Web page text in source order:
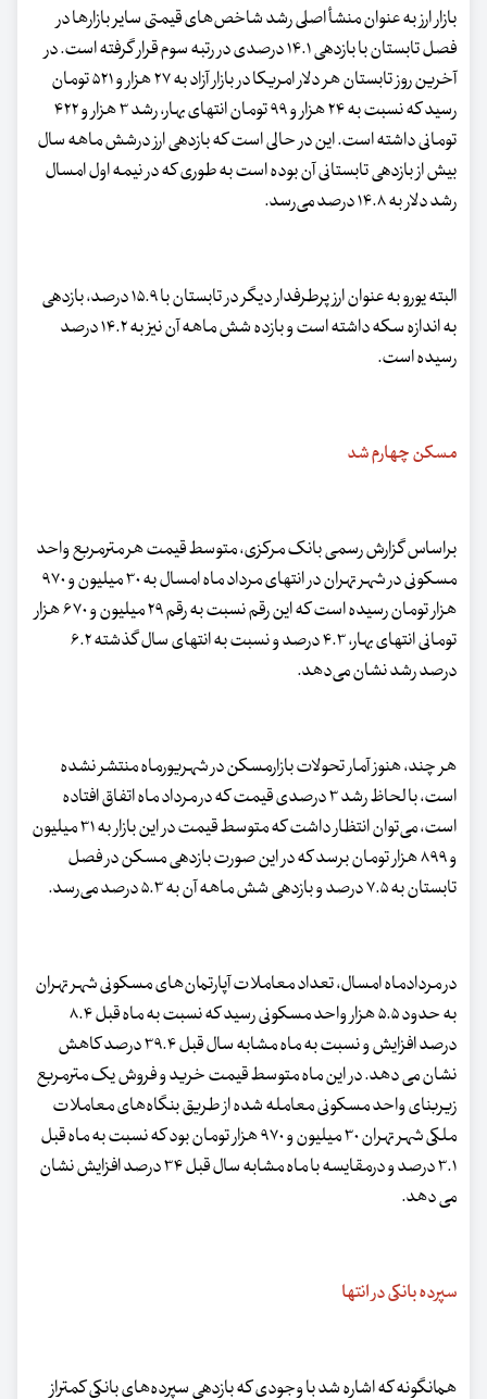
بازار ارز به عنوان منشأ اصلی رشد شاخص‌های قیمتی سایر بازارها در
فصل تابستان با بازدهی ۱۴.۱ درصدی در رتبه سوم قرار گرفته است. در
آخرین روز تابستان هر دلار امریکا در بازار آزاد به ۲۷ هزار و ۵۲۱ تومان
رسید که نسبت به ۲۴ هزار و ۹۹ تومان انتهای بهار، رشد ۳ هزار و ۴۲۲
تومانی داشته است. این در حالی است که بازدهی ارز درشش ماهه سال
بیش از بازدهی تابستانی آن بوده است به طوری که در نیمه اول امسال
رشد دلار به ۱۴.۸ درصد می‌رسد.
البته یورو به عنوان ارز پرطرفدار دیگر در تابستان با ۱۵.۹ درصد، بازدهی
به اندازه سکه داشته است و بازده شش ماهه آن نیز به ۱۴.۲ درصد
رسیده است.
مسکن چهارم شد
براساس گزارش رسمی بانک مرکزی، متوسط قیمت هر مترمربع واحد
مسکونی در شهر تهران در انتهای مرداد ماه امسال به ۳۰ میلیون و ۹۷۰
هزار تومان رسیده است که این رقم نسبت به رقم ۲۹ میلیون و ۶۷۰ هزار
تومانی انتهای بهار، ۴.۳ درصد و نسبت به انتهای سال گذشته ۶.۲
درصد رشد نشان می‌دهد.
هر چند، هنوز آمار تحولات بازارمسکن در شهریورماه منتشر نشده
است، با لحاظ رشد ۳ درصدی قیمت که در مرداد ماه اتفاق افتاده
است، می‌توان انتظار داشت که متوسط قیمت در این بازار به ۳۱ میلیون
و ۸۹۹ هزار تومان برسد که در این صورت بازدهی مسکن در فصل
تابستان به ۷.۵ درصد و بازدهی شش ماهه آن به ۵.۳ درصد می‌رسد.
در مردادماه امسال، تعداد معاملات آپارتمان‌های مسکونی شهر تهران
به حدود ۵.۵ هزار واحد مسکونی رسید که نسبت به ماه قبل ۸.۴
درصد افزایش و نسبت به ماه مشابه سال قبل ۳۹.۴ درصد کاهش
نشان می دهد. در این ماه متوسط قیمت خرید و فروش یک مترمربع
زیربنای واحد مسکونی معامله شده از طریق بنگاه‌های معاملات
ملکی شهر تهران ۳۰ میلیون و ۹۷۰ هزار تومان بود که نسبت به ماه قبل
۳.۱ درصد و درمقایسه با ماه مشابه سال قبل ۳۴ درصد افزایش نشان
می دهد.
سپرده بانکی در انتها
همانگونه که اشاره شد با وجودی که بازدهی سپرده‌های بانکی کمتراز